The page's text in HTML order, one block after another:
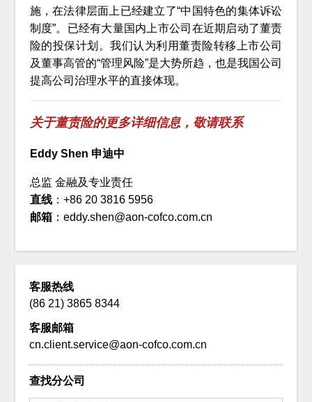
施，在法律层面上已经建立了“中国特色的集体诉讼
制度”。已经有大量国内上市公司在近期启动了董责
险的投保计划。我们认为利用董责险转移上市公司
及董事高管的“管理风险”是大势所趋，也是我国公司
提高公司治理水平的直接体现。
关于董责险的更多详细信息，敬请联系
Eddy Shen 申迪中
总监 金融及专业责任
直线：+86 20 3816 5956
邮箱：eddy.shen@aon-cofco.com.cn
客服热线
(86 21) 3865 8344
客服邮箱
cn.client.service@aon-cofco.com.cn
查找分公司